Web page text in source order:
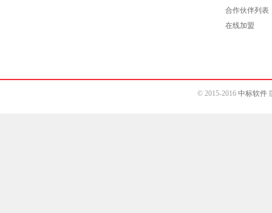
合作伙伴列表
在线加盟
© 2015-2016 中标软件